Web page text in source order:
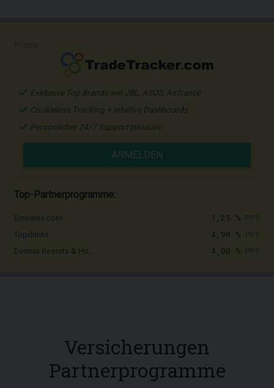
Exklusive Top Brands wie JBL, ASUS, Airfrance
Cookieless Tracking + intuitive Dashboards
Persönlicher 24/7 Support inklusive
ANMELDEN
Top-Partnerprogramme:
Emirates.com 1,25 %
Topdrinks 4,90 %
Dormio Resorts & Ho... 4,00 %
Versicherungen
Partnerprogramme